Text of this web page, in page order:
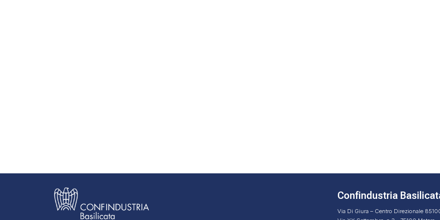
Confindustria
Via Di Giura – Centro Direzionale